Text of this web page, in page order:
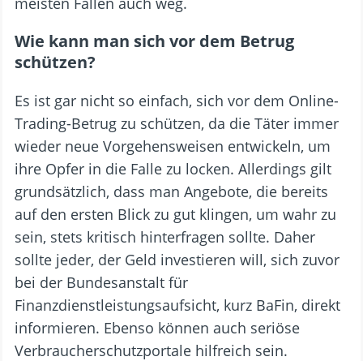
Wie kann man sich vor dem Betrug
schützen?
Es ist gar nicht so einfach, sich vor dem Online-
Trading-Betrug zu schützen, da die Täter immer
wieder neue Vorgehensweisen entwickeln, um
ihre Opfer in die Falle zu locken. Allerdings gilt
grundsätzlich, dass man Angebote, die bereits
auf den ersten Blick zu gut klingen, um wahr zu
sein, stets kritisch hinterfragen sollte. Daher
sollte jeder, der Geld investieren will, sich zuvor
bei der Bundesanstalt für
Finanzdienstleistungsaufsicht, kurz BaFin, direkt
informieren. Ebenso können auch seriöse
Verbraucherschutzportale hilfreich sein.